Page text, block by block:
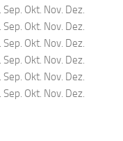
Sep. Okt. Nov. Dez.
Sep. Okt. Nov. Dez.
Sep. Okt. Nov. Dez.
Sep. Okt. Nov. Dez.
Sep. Okt. Nov. Dez.
Sep. Okt. Nov. Dez.